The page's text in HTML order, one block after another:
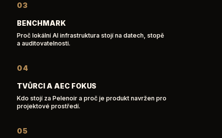
03
BENCHMARK
Proč lokální AI infrastruktura stojí na datech, stopě
a auditovatelnosti.
04
TVŮRCI A AEC FOKUS
Kdo stojí za Pelenoir a proč je produkt navržen pro
projektové prostředí.
05